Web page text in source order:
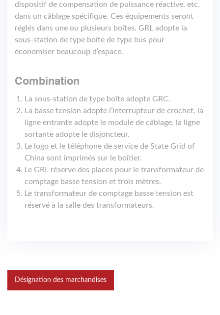
dispositif de compensation de puissance réactive, etc.
dans un câblage spécifique. Ces équipements seront
réglés dans une ou plusieurs boîtes. GRL adopte la
sous-station de type boîte de type bus pour
économiser beaucoup d’espace.
Combination
La sous-station de type boîte adopte GRC.
La basse tension adopte l’interrupteur de crochet, la
ligne entrante adopte le module de câblage, la ligne
sortante adopte le disjoncteur.
Le logo et le téléphone de service de State Grid of
China sont imprimés sur le boîtier.
Le GRL réserve des places pour le transformateur de
comptage basse tension et trois mètres.
Le transformateur de comptage basse tension est
réservé à la salle des transformateurs.
Désignation des marchandises